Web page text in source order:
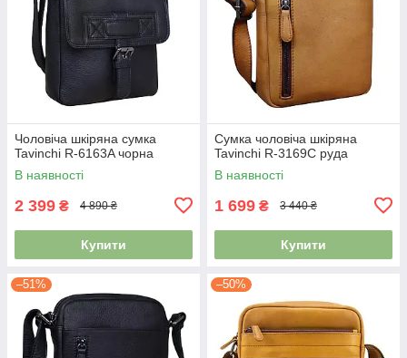
Чоловіча шкіряна сумка
Tavinchi R-6163A чорна
В наявності
2 399 ₴ 4 890 ₴
Купити
Сумка чоловіча шкіряна
Tavinchi R-3169C руда
В наявності
1 699 ₴ 3 440 ₴
Купити
–51% –50%